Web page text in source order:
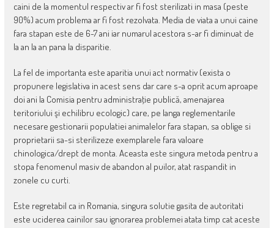
caini de la momentul respectiv ar fi fost sterilizati in masa (peste
90%) acum problema ar fi fost rezolvata. Media de viata a unui caine
fara stapan este de 6-7 ani iar numarul acestora s-ar fi diminuat de
la an la an pana la disparitie.
La fel de importanta este aparitia unui act normativ (exista o
propunere legislativa in acest sens dar care s-a oprit acum aproape
doi ani la Comisia pentru administraţie publică, amenajarea
teritoriului şi echilibru ecologic) care, pe langa reglementarile
necesare gestionarii populatiei animalelor fara stapan, sa oblige si
proprietarii sa-si sterilizeze exemplarele fara valoare
chinologica/drept de monta. Aceasta este singura metoda pentru a
stopa fenomenul masiv de abandon al puilor, atat raspandit in
zonele cu curti.
Este regretabil ca in Romania, singura solutie gasita de autoritati
este uciderea cainilor sau ignorarea problemei atata timp cat aceste